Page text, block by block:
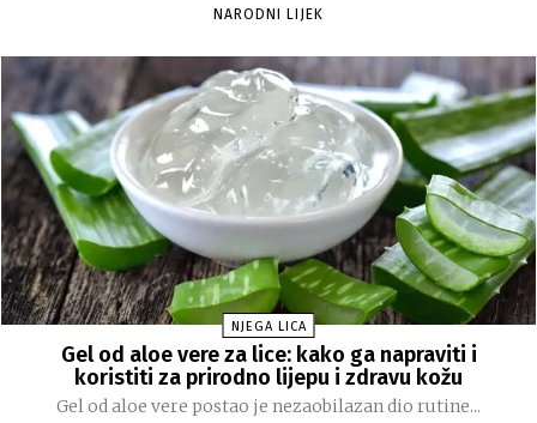
NARODNI LIJEK
NJEGA LICA
Gel od aloe vere za lice: kako ga napraviti i
koristiti za prirodno lijepu i zdravu kožu
Gel od aloe vere postao je nezaobilazan dio rutine...